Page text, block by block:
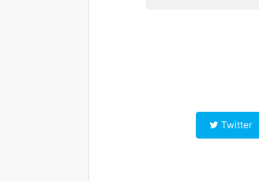
Twitter